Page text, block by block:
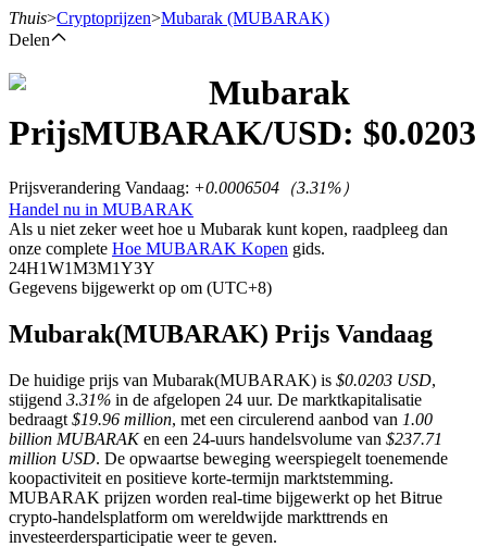
USDT-futures
Thuis>Cryptoprijzen>Mubarak (MUBARAK)
Delen
Mubarak
PrijsMUBARAK/USD: $0.0203
Prijsverandering Vandaag: +0.0006504 （3.31%）
Handel nu in MUBARAK
Als u niet zeker weet hoe u Mubarak kunt kopen, raadpleeg dan
onze complete Hoe MUBARAK Kopen gids.
24H1W1M3M1Y3Y
Gegevens bijgewerkt op om (UTC+8)
Mubarak(MUBARAK) Prijs Vandaag
De huidige prijs van Mubarak(MUBARAK) is $0.0203 USD,
stijgend 3.31% in de afgelopen 24 uur. De marktkapitalisatie
bedraagt $19.96 million, met een circulerend aanbod van 1.00
billion MUBARAKen een 24-uurs handelsvolume van $237.71
million USD. De opwaartse beweging weerspiegelt toenemende
koopactiviteit en positieve korte-termijn marktstemming.
MUBARAK prijzen worden real-time bijgewerkt op het Bitrue
crypto-handelsplatform om wereldwijde markttrends en
investeerdersparticipatie weer te geven.